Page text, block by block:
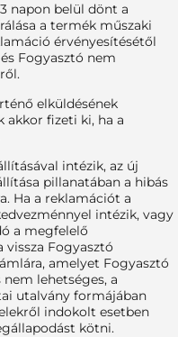
napon belül dönt a
a termék műszaki
érvényesítésétől
Fogyasztó nem
elküldésének
akkor fizeti ki, ha a
intézik, az új
pillanatában a hibás
Ha a reklamációt a
intézik, vagy
a megfelelő
vissza Fogyasztó
amelyet Fogyasztó
lehetséges, a
utalvány formájában
indokolt esetben
kötni.